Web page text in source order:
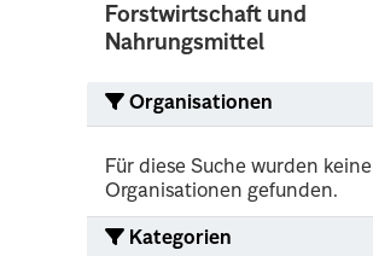
Forstwirtschaft und
Nahrungsmittel
Organisationen
Für diese Suche wurden keine
Organisationen gefunden.
Kategorien